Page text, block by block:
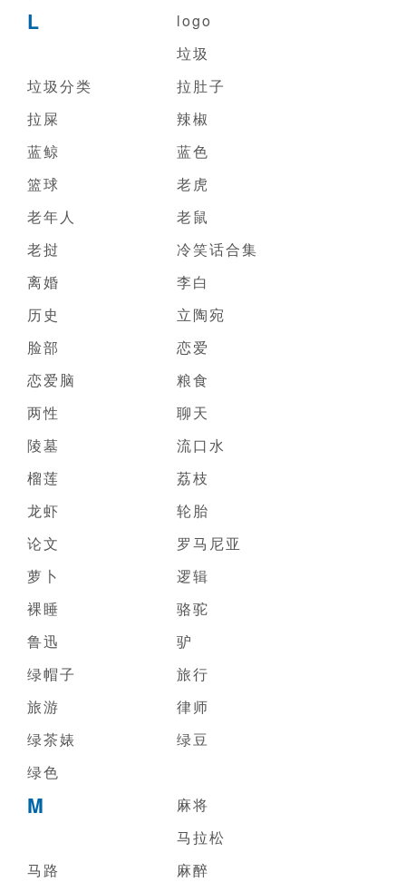
L
logo
垃圾
垃圾分类
拉肚子
拉屎
辣椒
蓝鲸
蓝色
篮球
老虎
老年人
老鼠
老挝
冷笑话合集
离婚
李白
历史
立陶宛
脸部
恋爱
恋爱脑
粮食
两性
聊天
陵墓
流口水
榴莲
荔枝
龙虾
轮胎
论文
罗马尼亚
萝卜
逻辑
裸睡
骆驼
鲁迅
驴
绿帽子
旅行
旅游
律师
绿茶婊
绿豆
绿色
M
麻将
马拉松
马路
麻醉